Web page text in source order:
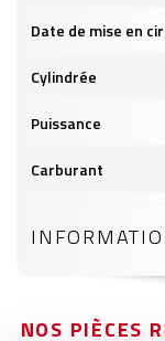
Date de mise en
Cylindrée
Puissance
Carburant
NOS PIÈCES